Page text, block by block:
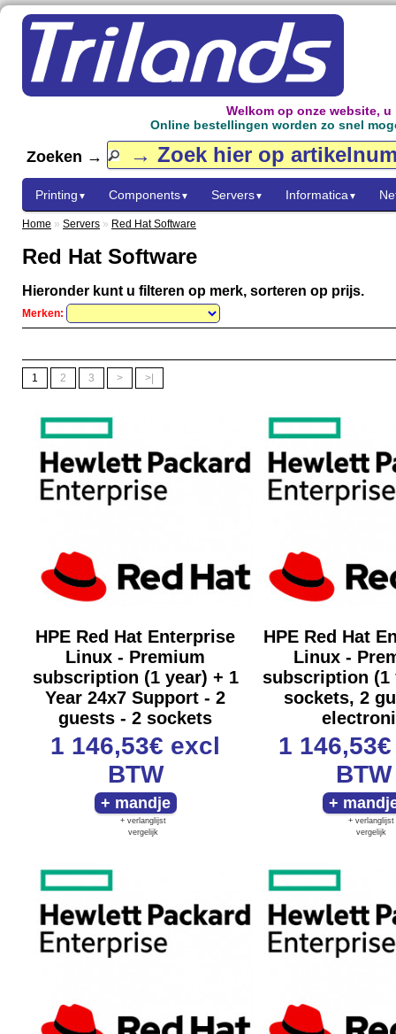
Welkom op onze website,
Online bestellingen worden zo snel
Zoeken →
Printing ▼ Components▼ Servers▼ Informatica ▼
Home » Servers » Red Hat Software
Red Hat Software
Hieronder kunt u filteren op merk, sorteren op prijs.
Merken:
1 2 3 > >|
HPE Red Hat Enterprise
Linux - Premium
subscription (1 year) + 1
Year 24x7 Support - 2
guests - 2 sockets
1 146,53€ excl
BTW
+ verlanglijst
vergelijk
HPE Red Hat
Linux -
subscription (1
sockets, 2
1
BTW
+ verlanglijst
vergelijk